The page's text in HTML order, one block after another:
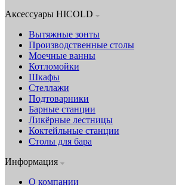
Аксессуары HICOLD
Вытяжные зонты
Производственные столы
Моечные ванны
Котломойки
Шкафы
Стеллажи
Подтоварники
Барные станции
Ликёрные лестницы
Коктейльные станции
Столы для бара
Информация
О компании